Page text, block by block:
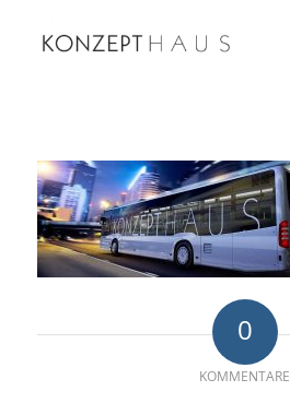
0
KOMMENTARE